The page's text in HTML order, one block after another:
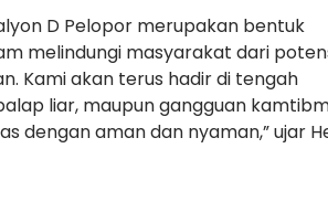
D Pelopor merupakan bentuk
melindungi masyarakat dari
Kami akan terus hadir di tengah
liar, maupun gangguan
dengan aman dan nyaman,” ujar